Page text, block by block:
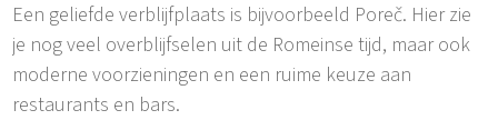
Een geliefde verblijfplaats is bijvoorbeeld Poreč. Hier zie
je nog veel overblijfselen uit de Romeinse tijd, maar ook
moderne voorzieningen en een ruime keuze aan
restaurants en bars.